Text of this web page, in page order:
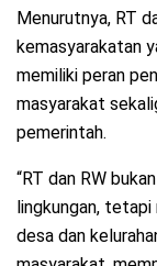
Menurutnya, RT
kemasyarakatan
memiliki peran
masyarakat
pemerintah.
“RT dan RW
lingkungan,
desa dan